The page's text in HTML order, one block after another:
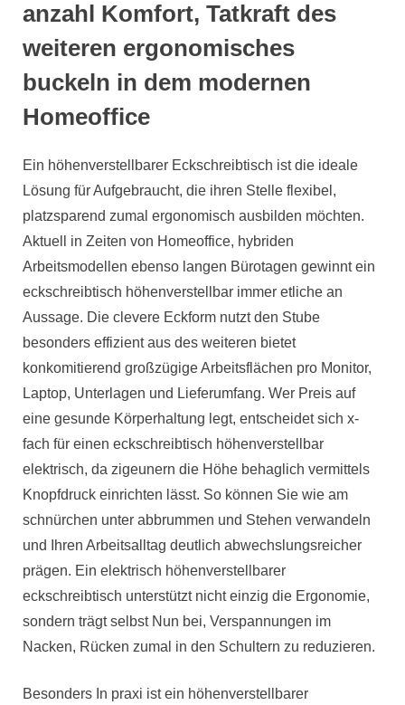
anzahl Komfort, Tatkraft des
weiteren ergonomisches
buckeln in dem modernen
Homeoffice
Ein höhenverstellbarer Eckschreibtisch ist die ideale
Lösung für Aufgebraucht, die ihren Stelle flexibel,
platzsparend zumal ergonomisch ausbilden möchten.
Aktuell in Zeiten von Homeoffice, hybriden
Arbeitsmodellen ebenso langen Bürotagen gewinnt ein
eckschreibtisch höhenverstellbar immer etliche an
Aussage. Die clevere Eckform nutzt den Stube
besonders effizient aus des weiteren bietet
konkomitierend großzügige Arbeitsflächen pro Monitor,
Laptop, Unterlagen und Lieferumfang. Wer Preis auf
eine gesunde Körperhaltung legt, entscheidet sich x-
fach für einen eckschreibtisch höhenverstellbar
elektrisch, da zigeunern die Höhe behaglich vermittels
Knopfdruck einrichten lässt. So können Sie wie am
schnürchen unter abbrummen und Stehen verwandeln
und Ihren Arbeitsalltag deutlich abwechslungsreicher
prägen. Ein elektrisch höhenverstellbarer
eckschreibtisch unterstützt nicht einzig die Ergonomie,
sondern trägt selbst Nun bei, Verspannungen im
Nacken, Rücken zumal in den Schultern zu reduzieren.
Besonders In praxi ist ein höhenverstellbarer